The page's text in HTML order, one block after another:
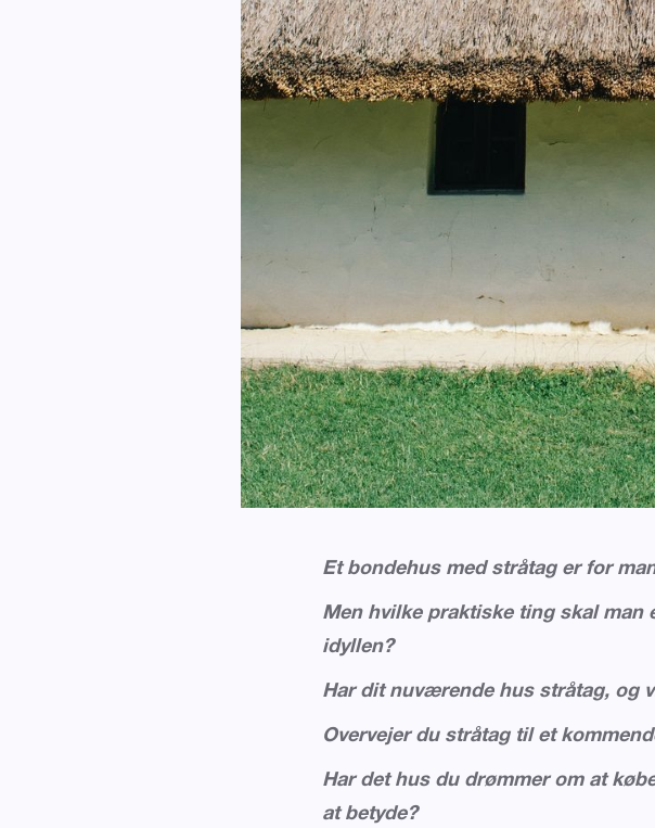
Et bondehus med stråtag er for
Men hvilke praktiske ting skal
idyllen?
Har dit nuværende hus stråtag, og
Overvejer du stråtag til et
Har det hus du drømmer om at
at betyde?